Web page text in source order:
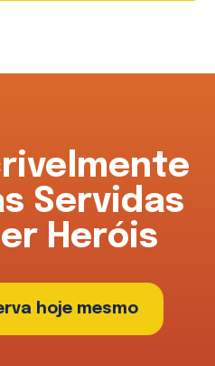
Servidas
Heróis
hoje mesmo